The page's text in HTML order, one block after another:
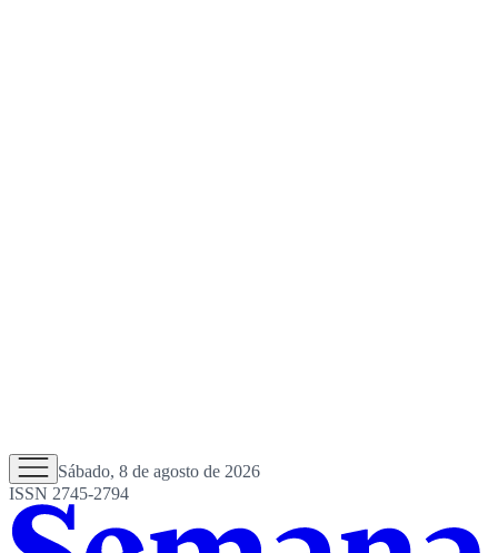
Sábado, 8 de agosto de 2026
ISSN 2745-2794